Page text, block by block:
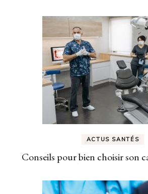
ACTUS SANTÉS
Conseils pour bien choisir son